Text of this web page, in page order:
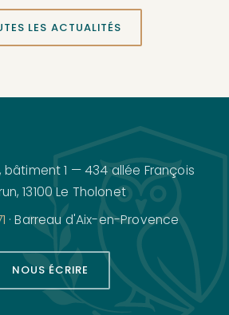
LES ACTUALITÉS
bâtiment 1 — 434 allée François
13100 Le Tholonet
· Barreau d'Aix-en-Provence
NOUS ÉCRIRE